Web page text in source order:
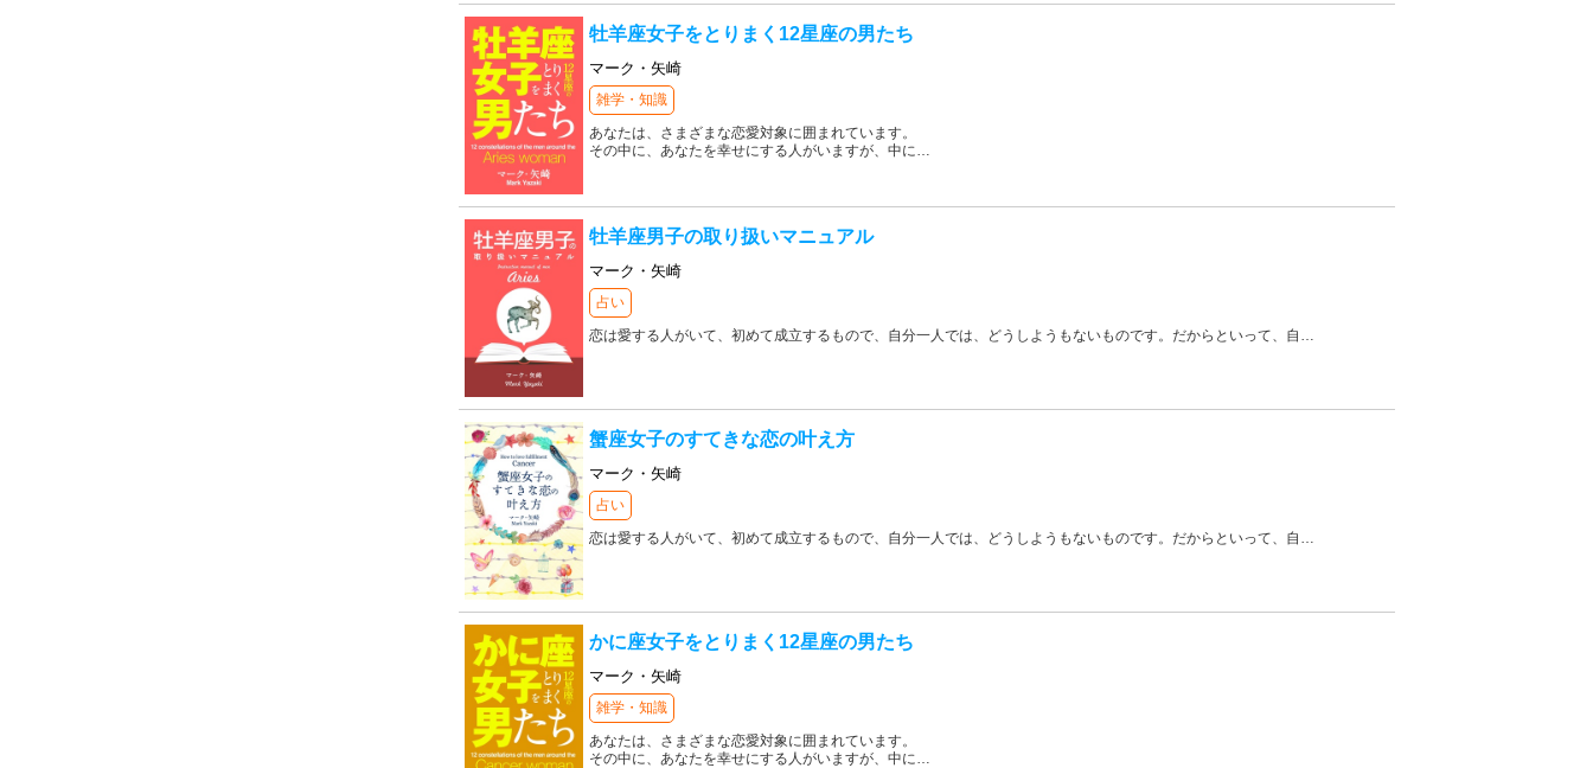
牡羊座女子をとりまく12星座の男たち
マーク・矢崎
雑学・知識
あなたは、さまざまな恋愛対象に囲まれています。
その中に、あなたを幸せにする人がいますが、中に…
牡羊座男子の取り扱いマニュアル
マーク・矢崎
占い
恋は愛する人がいて、初めて成立するもので、自分一人では、どうしようもないものです。だからといって、自 …
蟹座女子のすてきな恋の叶え方
マーク・矢崎
占い
恋は愛する人がいて、初めて成立するもので、自分一人では、どうしようもないものです。だからといって、自 …
かに座女子をとりまく12星座の男たち
マーク・矢崎
雑学・知識
あなたは、さまざまな恋愛対象に囲まれています。
その中に、あなたを幸せにする人がいますが、中に…